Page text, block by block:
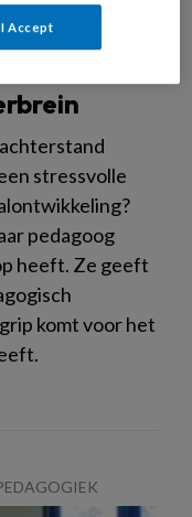
stressvolle
pedagoog
heeft. Ze geeft
komt voor het
I Accept